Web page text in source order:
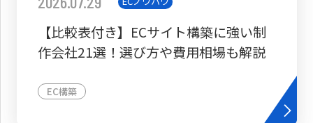
【比較表付き】ECサイト構築に強い制
作会社21選！選び方や費用相場も解説
EC構築